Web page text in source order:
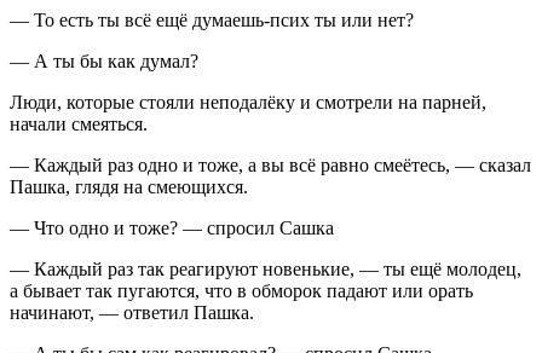
— То есть ты всё ещё думаешь-псих ты или нет?
— А ты бы как думал?
Люди, которые стояли неподалёку и смотрели на парней,
начали смеяться.
— Каждый раз одно и тоже, а вы всё равно смеётесь, — сказал
Пашка, глядя на смеющихся.
— Что одно и тоже? — спросил Сашка
— Каждый раз так реагируют новенькие, — ты ещё молодец,
а бывает так пугаются, что в обморок падают или орать
начинают, — ответил Пашка.